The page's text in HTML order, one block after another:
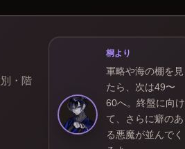
・階
桐より
軍略や海の棚を見
たら、次は49〜
60へ。終盤に向け
て、さらに癖のあ
る悪魔が並んでく